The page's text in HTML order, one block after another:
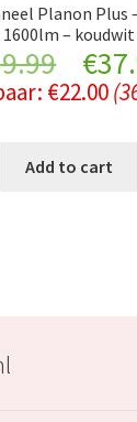
Planon Plus
1600lm – koudwit
price
was:
€
€22.00
Add to cart